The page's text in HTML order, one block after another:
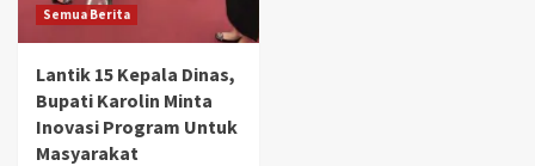
Semua Berita
Lantik 15 Kepala Dinas,
Bupati Karolin Minta
Inovasi Program Untuk
Masyarakat